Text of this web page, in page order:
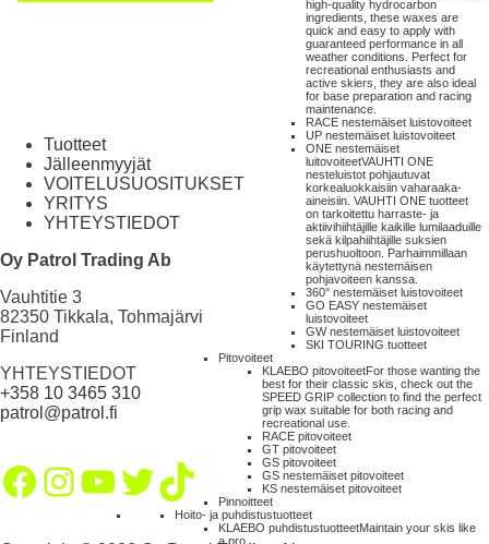
high-quality hydrocarbon
ingredients, these waxes are
quick and easy to apply with
guaranteed performance in all
weather conditions. Perfect for
recreational enthusiasts and
active skiers, they are also ideal
for base preparation and racing
maintenance.
RACE nestemäiset luistovoiteet
UP nestemäiset luistovoiteet
ONE nestemäiset
luitovoiteetVAUHTI ONE
nesteluistot pohjautuvat
korkealuokkaisiin vaharaaka-
aineisiin. VAUHTI ONE tuotteet
on tarkoitettu harraste- ja
aktiivihiihtäjille kaikille lumilaaduille
sekä kilpahiihtäjille suksien
perushuoltoon. Parhaimmillaan
käytettynä nestemäisen
pohjavoiteen kanssa.
360° nestemäiset luistovoiteet
GO EASY nestemäiset
luistovoiteet
GW nestemäiset luistovoiteet
SKI TOURING tuotteet
Pitovoiteet
KLAEBO pitovoiteetFor those wanting the
best for their classic skis, check out the
SPEED GRIP collection to find the perfect
grip wax suitable for both racing and
recreational use.
RACE pitovoiteet
GT pitovoiteet
GS pitovoiteet
GS nestemäiset pitovoiteet
KS nestemäiset pitovoiteet
Pinnoitteet
Hoito- ja puhdistustuotteet
KLAEBO puhdistustuotteetMaintain your skis like
a pro.
Tuotteet
Jälleenmyyjät
VOITELUSUOSITUKSET
YRITYS
YHTEYSTIEDOT
Oy Patrol Trading Ab
Vauhtitie 3
82350 Tikkala, Tohmajärvi
Finland
YHTEYSTIEDOT
+358 10 3465 310
patrol@patrol.fi
Facebook
Instagram
YouTube
Twitter
TikTok